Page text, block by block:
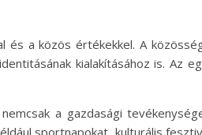
a közös értékekkel. A
kialakításához is. Az
a gazdasági
sportnapokat, kulturális